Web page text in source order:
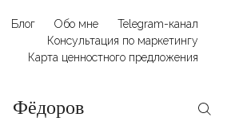
Блог Обо мне
Telegram-канал
Консультация по маркетингу
Карта ценностного предложения
Фёдоров